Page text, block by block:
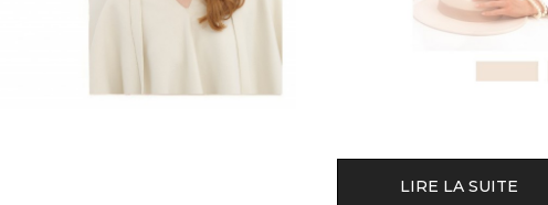
LIRE LA SUITE